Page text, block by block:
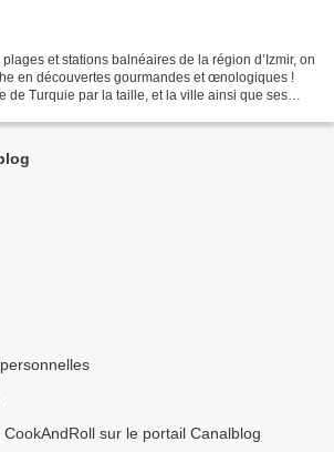
et stations balnéaires de la région d’Izmir, on
en découvertes gourmandes et œnologiques !
de Turquie par la taille, et la ville ainsi que ses
sur le portail Canalblog